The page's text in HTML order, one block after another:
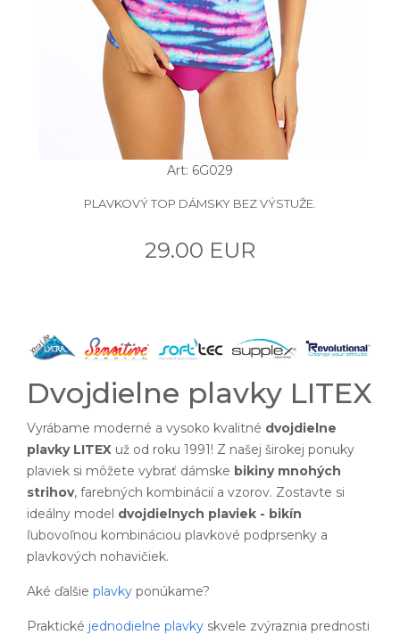
Art: 6G029
PLAVKOVÝ TOP DÁMSKY BEZ VÝSTUŽE.
29.00 EUR
Dvojdielne plavky LITEX
Vyrábame moderné a vysoko kvalitné dvojdielne
plavky LITEX už od roku 1991! Z našej širokej ponuky
plaviek si môžete vybrať dámske bikiny mnohých
strihov, farebných kombinácií a vzorov. Zostavte si
ideálny model dvojdielnych plaviek - bikín
ľubovoľnou kombináciou plavkové podprsenky a
plavkových nohavičiek.
Aké ďalšie plavky ponúkame?
Praktické jednodielne plavky skvele zvýraznia prednosti